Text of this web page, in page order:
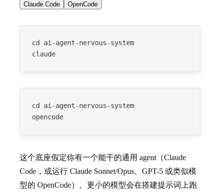
Claude Code OpenCode
cd ai-agent-nervous-system
claude
cd ai-agent-nervous-system
opencode
这个底座假定你有一个能干的通用 agent（Claude
Code，或运行 Claude Sonnet/Opus、GPT-5 或类似模
型的 OpenCode）。更小的模型会在搭建提示词上跑